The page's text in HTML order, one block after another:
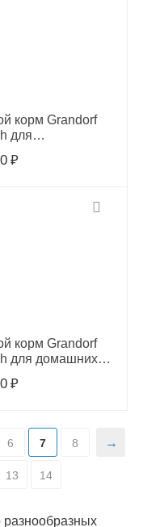
разнообразных
корм Grandorf
свежее мясо
₽
корм Grandorf
для домашних
, 2кг
₽
6 7 8
13 14